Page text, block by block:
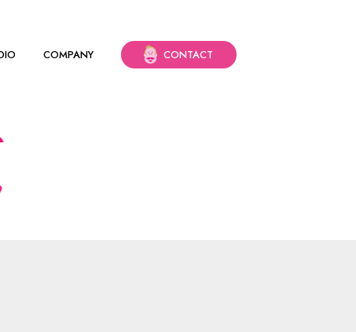
COMPANY CONTACT
象として、株式会社ドリー